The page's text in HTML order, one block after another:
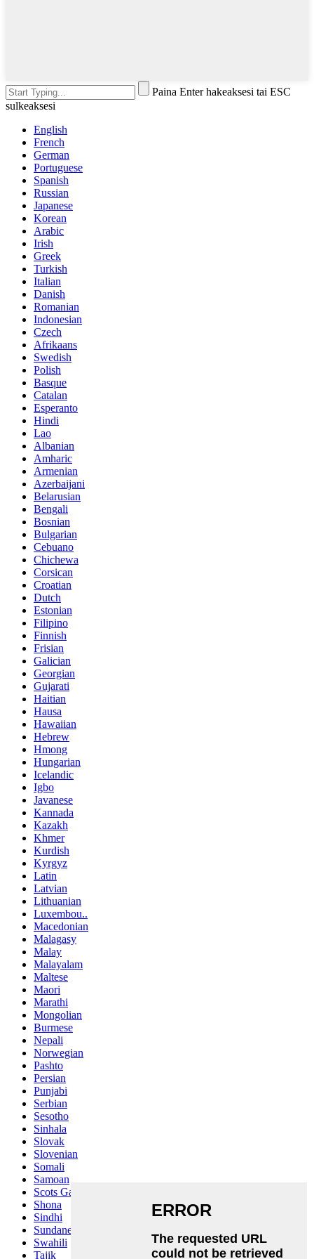
Paina Enter hakeaksesi tai ESC
sulkeaksesi
English
French
German
Portuguese
Spanish
Russian
Japanese
Korean
Arabic
Irish
Greek
Turkish
Italian
Danish
Romanian
Indonesian
Czech
Afrikaans
Swedish
Polish
Basque
Catalan
Esperanto
Hindi
Lao
Albanian
Amharic
Armenian
Azerbaijani
Belarusian
Bengali
Bosnian
Bulgarian
Cebuano
Chichewa
Corsican
Croatian
Dutch
Estonian
Filipino
Finnish
Frisian
Galician
Georgian
Gujarati
Haitian
Hausa
Hawaiian
Hebrew
Hmong
Hungarian
Icelandic
Igbo
Javanese
Kannada
Kazakh
Khmer
Kurdish
Kyrgyz
Latin
Latvian
Lithuanian
Luxembou..
Macedonian
Malagasy
Malay
Malayalam
Maltese
Maori
Marathi
Mongolian
Burmese
Nepali
Norwegian
Pashto
Persian
Punjabi
Serbian
Sesotho
Sinhala
Slovak
Slovenian
Somali
Samoan
Scots Gaelic
Shona
Sindhi
Sundanese
Swahili
Tajik